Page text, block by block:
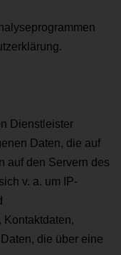
Dienstleister
Daten, die auf
auf den Servern des
v. a. um IP-
Kontaktdaten,
die über eine